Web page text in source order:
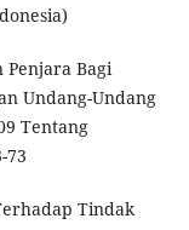
Penjara Bagi
Undang-Undang
Tentang
73
Tindak